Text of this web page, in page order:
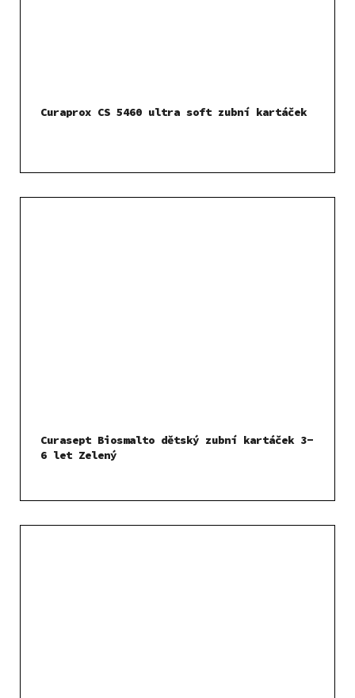
Curaprox CS 5460 ultra soft zubní kartáček
Curasept Biosmalto dětský zubní kartáček 3-
6 let Zelený